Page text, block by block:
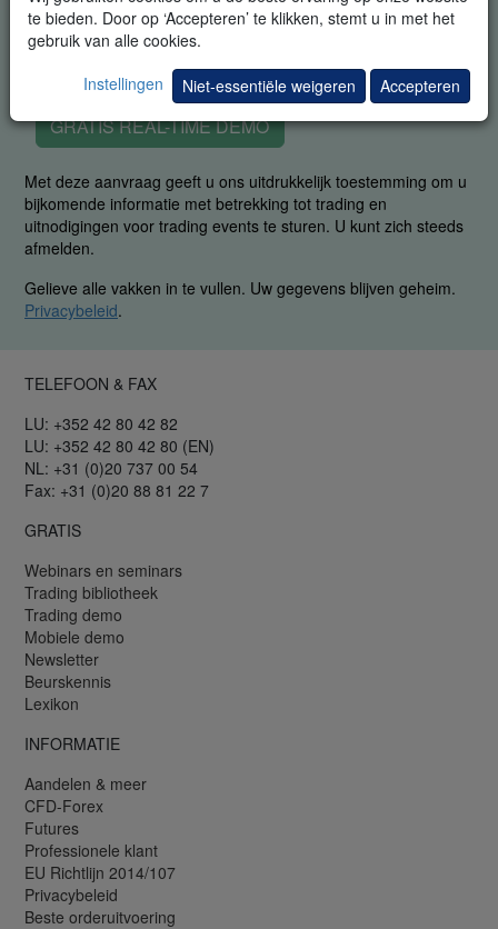
te bieden. Door op ‘Accepteren’ te klikken, stemt u in met het
gebruik van alle cookies.
Instellingen
Niet-essentiële weigeren Accepteren
GRATIS REAL-TIME DEMO
Met deze aanvraag geeft u ons uitdrukkelijk toestemming om u
bijkomende informatie met betrekking tot trading en
uitnodigingen voor trading events te sturen. U kunt zich steeds
afmelden.
Gelieve alle vakken in te vullen. Uw gegevens blijven geheim.
Privacybeleid.
TELEFOON & FAX
LU: +352 42 80 42 82
LU: +352 42 80 42 80 (EN)
NL: +31 (0)20 737 00 54
Fax: +31 (0)20 88 81 22 7
GRATIS
Webinars en seminars
Trading bibliotheek
Trading demo
Mobiele demo
Newsletter
Beurskennis
Lexikon
INFORMATIE
Aandelen & meer
CFD-Forex
Futures
Professionele klant
EU Richtlijn 2014/107
Privacybeleid
Beste orderuitvoering